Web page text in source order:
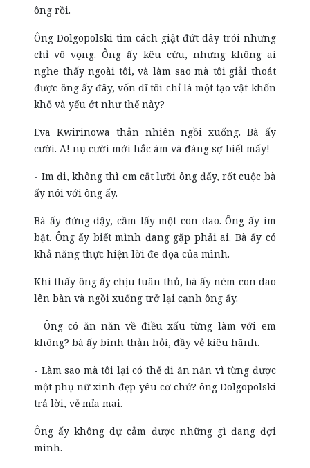
ông rồi.
Ông Dolgopolski tìm cách giật đứt dây trói nhưng
chỉ vô vọng. Ông ấy kêu cứu, nhưng không ai
nghe thấy ngoài tôi, và làm sao mà tôi giải thoát
được ông ấy đây, vốn dĩ tôi chỉ là một tạo vật khốn
khổ và yếu ớt như thế này?
Eva Kwirinowa thản nhiên ngồi xuống. Bà ấy
cười. A! nụ cười mới hắc ám và đáng sợ biết mấy!
- Im đi, không thì em cắt lưỡi ông đấy, rốt cuộc bà
ấy nói với ông ấy.
Bà ấy đứng dậy, cầm lấy một con dao. Ông ấy im
bặt. Ông ấy biết mình đang gặp phải ai. Bà ấy có
khả năng thực hiện lời đe dọa của mình.
Khi thấy ông ấy chịu tuân thủ, bà ấy ném con dao
lên bàn và ngồi xuống trở lại cạnh ông ấy.
- Ông có ăn năn về điều xấu từng làm với em
không? bà ấy bình thản hỏi, đầy vẻ kiêu hãnh.
- Làm sao mà tôi lại có thể đi ăn năn vì từng được
một phụ nữ xinh đẹp yêu cơ chứ? ông Dolgopolski
trả lời, vẻ mỉa mai.
Ông ấy không dự cảm được những gì đang đợi
mình.